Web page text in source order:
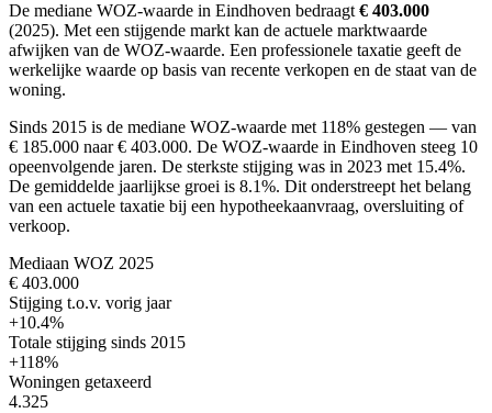
De mediane WOZ-waarde in Eindhoven bedraagt € 403.000
(2025). Met een stijgende markt kan de actuele marktwaarde
afwijken van de WOZ-waarde. Een professionele taxatie geeft de
werkelijke waarde op basis van recente verkopen en de staat van de
woning.
Sinds 2015 is de mediane WOZ-waarde met 118% gestegen — van
€ 185.000 naar € 403.000. De WOZ-waarde in Eindhoven steeg 10
opeenvolgende jaren. De sterkste stijging was in 2023 met 15.4%.
De gemiddelde jaarlijkse groei is 8.1%. Dit onderstreept het belang
van een actuele taxatie bij een hypotheekaanvraag, oversluiting of
verkoop.
Mediaan WOZ 2025
€ 403.000
Stijging t.o.v. vorig jaar
+10.4%
Totale stijging sinds 2015
+118%
Woningen getaxeerd
4.325